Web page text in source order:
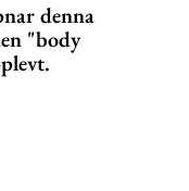
denna
"body